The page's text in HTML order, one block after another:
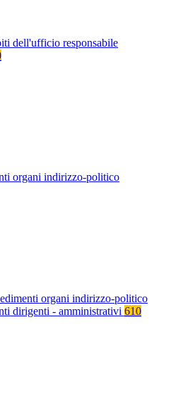
dell'ufficio responsabile
organi indirizzo-politico
organi indirizzo-politico
dirigenti - amministrativi 610